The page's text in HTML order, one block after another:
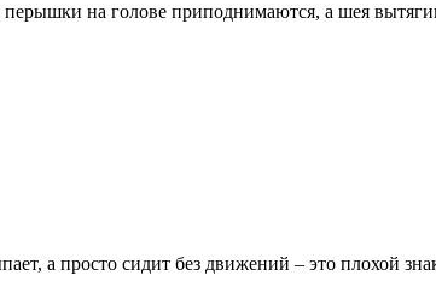
на голове приподнимаются, а шея
а просто сидит без движений – это плохой